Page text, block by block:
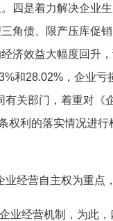
四是着力解决企业
角债、限产压库促
济效益大幅度回升
和28.02%，企业亏
关部门，着重对《
权利的落实情况进
经营自主权为重点
业经营机制，为此